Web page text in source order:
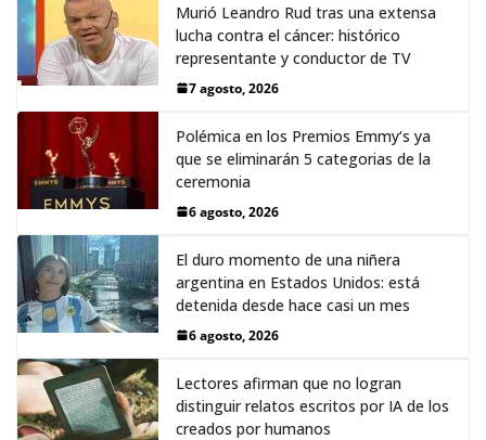
Murió Leandro Rud tras una extensa
lucha contra el cáncer: histórico
representante y conductor de TV
7 agosto, 2026
Polémica en los Premios Emmy‘s ya
que se eliminarán 5 categorias de la
ceremonia
6 agosto, 2026
El duro momento de una niñera
argentina en Estados Unidos: está
detenida desde hace casi un mes
6 agosto, 2026
Lectores afirman que no logran
distinguir relatos escritos por IA de los
creados por humanos